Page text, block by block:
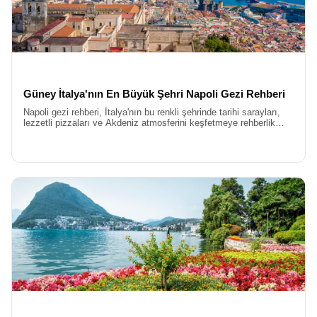
güvenli ve konforlu bir tatil vaat ediyor.
Uçaklı İtalya Turu
Konforlu bir başlangıç, güzel bir seyahatin anahtarıdır. Bu yüzden
konseptimiz sayesinde, İstanbul’dan İtalya’ya en hızlı ve
rahat şekilde ulaşıyorsunuz. Otobüs yolculuklarının yoruculuğunu
sadece şehirler arası kısa ve keyifli transferlere indirgiyor,
enerjinizi yollarda değil, gezilecek muhteşem meydanlarda
kalitemiz, dönüş uçağına binene kadar kesintisiz devam ediyor.
esnasında ekstra tur adı altında ilave ücretler talep etmiyoruz.
Ekstra Turlar dahil İtalya
kavramını, tüm ekstra turlar fiyata dahil
prensibiyle yeniden tanımlıyoruz. Como Gölü’ne gitmek için Pisa
Kulesi’ni görmek için veya Venedik’te vaporettoya binmek için
otobüste elini cebine atan gezginler görmek istemiyoruz. Bizim
felsefemizde, gidilen coğrafyanın görülmesi gereken her noktası,
paketin doğal bir parçasıdır ve misafirlerimiz bütçelerini henüz
yola çıkmadan net bir şekilde bilirler.
Güney İtalya'nın En Büyük Şehri Napoli Gezi Rehberi
Napoli gezi rehberi, İtalya'nın bu renkli şehrinde tarihi sarayları,
lezzetli pizzaları ve Akdeniz atmosferini keşfetmeye rehberlik